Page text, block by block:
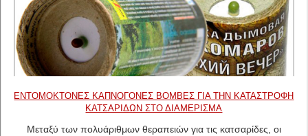
ΕΝΤΟΜΟΚΤΌΝΕΣ ΚΑΠΝΟΓΌΝΕΣ ΒΌΜΒΕΣ ΓΙΑ ΤΗΝ ΚΑΤΑΣΤΡΟΦΉ
ΚΑΤΣΑΡΊΔΩΝ ΣΤΟ ΔΙΑΜΈΡΙΣΜΑ
Μεταξύ των πολυάριθμων θεραπειών για τις κατσαρίδες, οι